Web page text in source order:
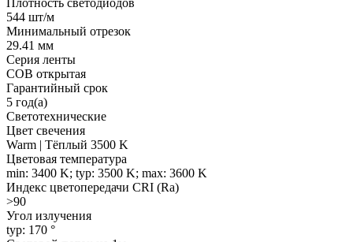
Плотность светодиодов
544 шт/м
Минимальный отрезок
29.41 мм
Серия ленты
COB открытая
Гарантийный срок
5 год(а)
Светотехнические
Цвет свечения
Warm | Тёплый 3500 K
Цветовая температура
min: 3400 K; typ: 3500 K; max: 3600 K
Индекс цветопередачи CRI (Ra)
>90
Угол излучения
typ: 170 °